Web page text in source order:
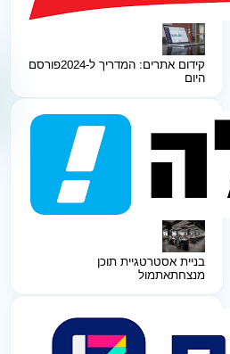
קידום אתרים: המדריך ל-2024
פורסם
היום
בניית אסטרטגיית תוכן
מנצחתאתמול